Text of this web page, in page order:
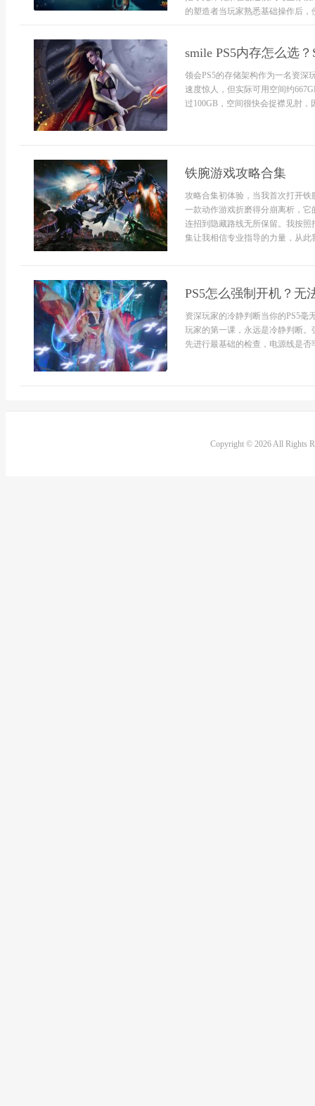
的塑造者当玩家熟悉基础操作后，
smile PS5内存怎么选
领会PS5的存储架构作为一名资深
速度惊人，但实际可用空间约
过100GB，空间很快会捉襟见肘，
铁腕游戏攻略合集
攻略合集初体验，当我首次打开
一款动作游戏折磨得分崩离析，
连招到隐藏路线无所保留。我按
集让我相信专业指导的力量，从此
PS5怎么强制开机？无
资深玩家的冷静判断当你的PS5毫
玩家的第一课，永远是冷静判断
先进行最基础的检查，电源线是
Copyright © 2026 All Rights